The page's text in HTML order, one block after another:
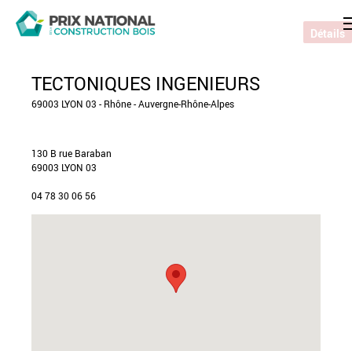
TECTONIQUES INGENIEURS
69003 LYON 03 - Rhône - Auvergne-Rhône-Alpes
130 B rue Baraban
69003 LYON 03
04 78 30 06 56
Détails